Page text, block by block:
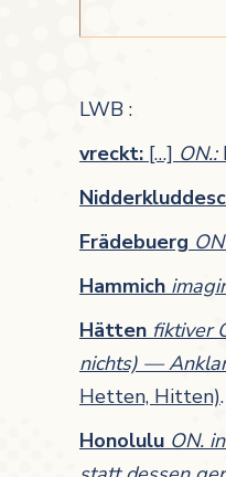
LWB :
vreckt: […] ON.:
Frädebuerg
Hammich
Hätten fiktiver
nichts) —
Hetten, Hitten).
Honolulu ON.